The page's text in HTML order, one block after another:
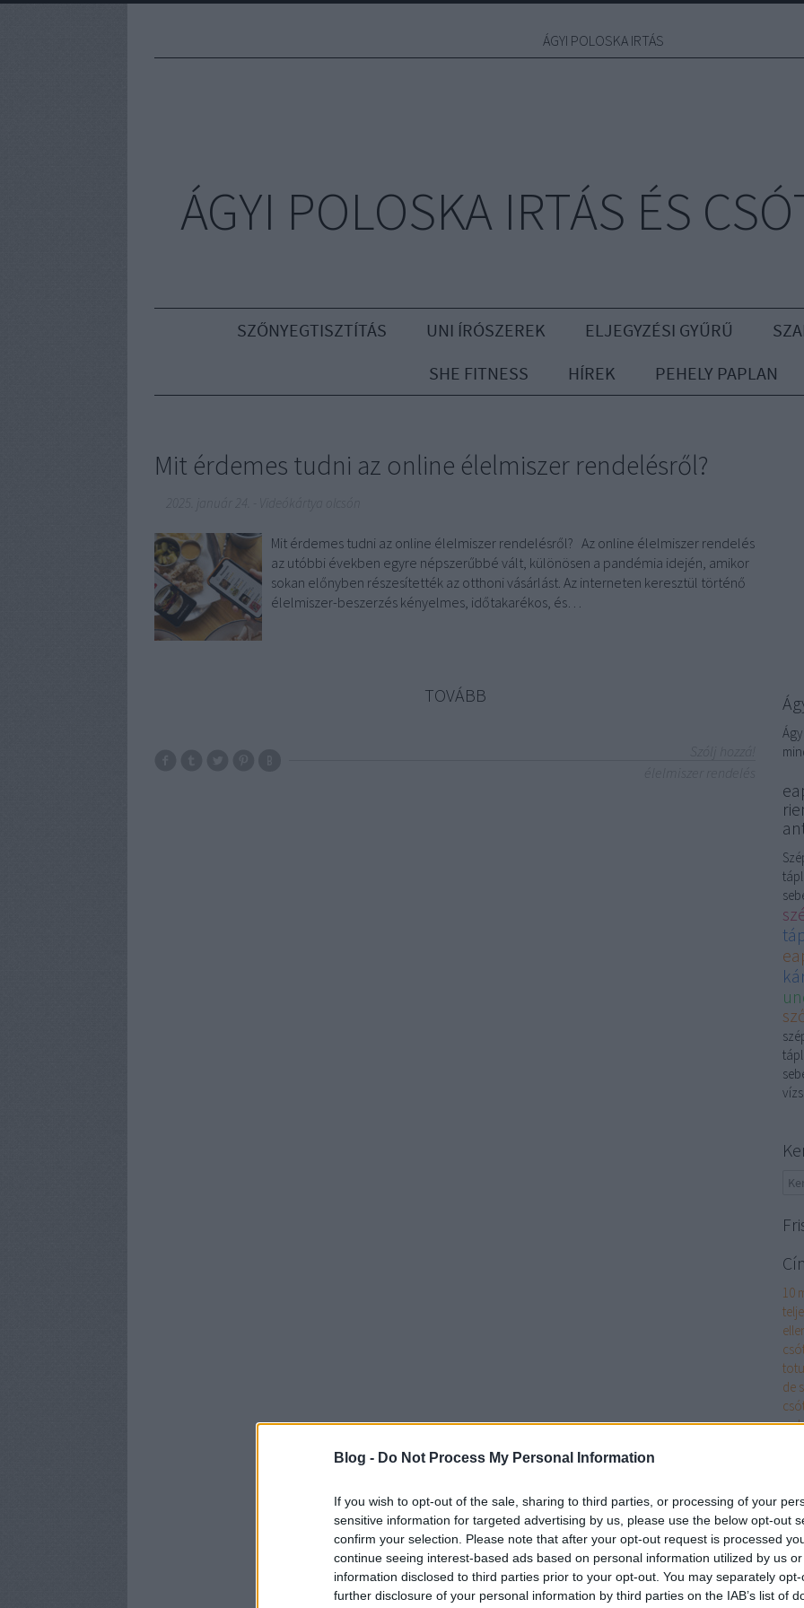
Blog - Do Not Process My Personal Information
If you wish to opt-out of the sale, sharing to third parties, or processing of your
sensitive information for targeted advertising by us, please use the below opt-out
confirm your selection. Please note that after your opt-out request is processed
continue seeing interest-based ads based on personal information utilized by us
information disclosed to third parties prior to your opt-out. You may separately
further disclosure of your personal information by third parties on the IAB’s list of
ÁGYI POLOSKA IRTÁS
ÁGYI POLOSKA IRTÁS ÉS
SZŐNYEGTISZTÍTÁS UNI ÍRÓSZEREK ELJEGYZÉSI GYŰRŰ
SHE FITNESS
HÍREK PEHELY PAPLAN
Mit érdemes tudni az online élelmiszer rendelésről?
Mit érdemes tudni az online élelmiszer rendelésről? Az online élelmiszer rendelés
az utóbbi években egyre népszerűbbé vált, különösen a pandémia idején, amikor
sokan előnyben részesítették az otthoni vásárlást. Az interneten keresztül történő
élelmiszer-beszerzés kényelmes, időtakarékos, és…
TOVÁBB
10
de
és